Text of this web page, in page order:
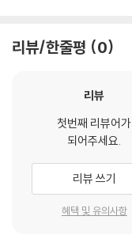
리뷰/한줄평 0
리뷰
첫번째 리뷰어가
되어주세요.
리뷰 쓰기
혜택 및 유의사항